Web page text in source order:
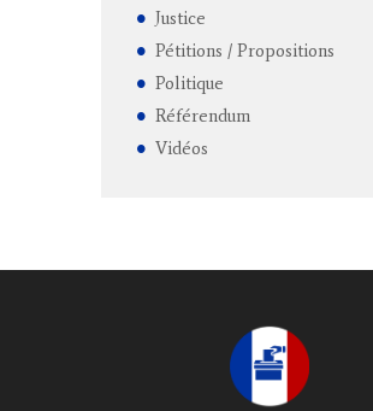
Justice
Pétitions / Propositions
Politique
Référendum
Vidéos